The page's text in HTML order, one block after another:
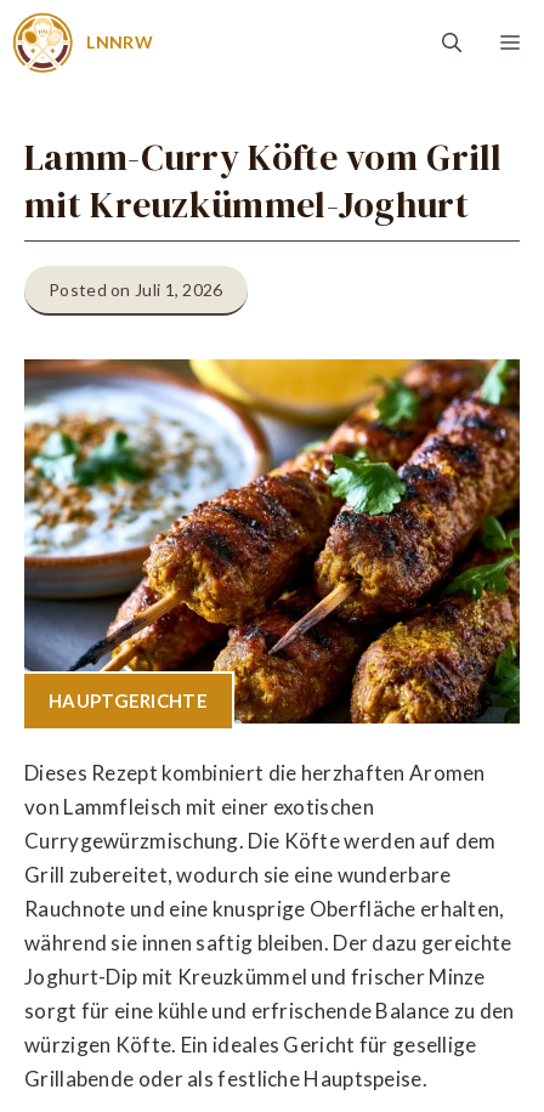
Zum
Inhalt
LNNRW
Lamm-Curry Köfte vom Grill
mit Kreuzkümmel-Joghurt
Posted on Juli 1, 2026
HAUPTGERICHTE
Dieses Rezept kombiniert die herzhaften Aromen
von Lammfleisch mit einer exotischen
Currygewürzmischung. Die Köfte werden auf dem
Grill zubereitet, wodurch sie eine wunderbare
Rauchnote und eine knusprige Oberfläche erhalten,
während sie innen saftig bleiben. Der dazu gereichte
Joghurt-Dip mit Kreuzkümmel und frischer Minze
sorgt für eine kühle und erfrischende Balance zu den
würzigen Köfte. Ein ideales Gericht für gesellige
Grillabende oder als festliche Hauptspeise.